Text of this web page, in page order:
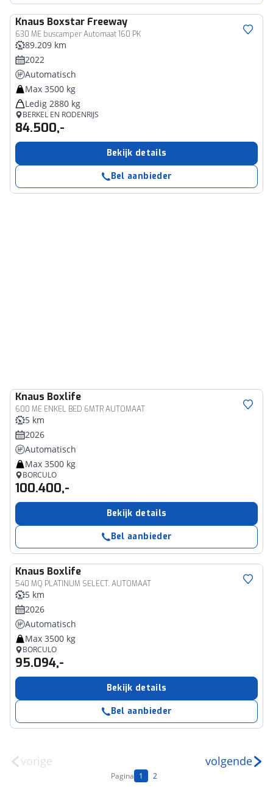
Knaus Boxstar Freeway
630 ME buscamper Automaat 160 PK
89.209 km
2022
Automatisch
Max 3500 kg
Ledig 2880 kg
BERKEL EN RODENRIJS
84.500,-
Bekijk details
Bel aanbieder
Knaus Boxlife
600 ME ENKEL BED 6MTR AUTOMAAT
5 km
2026
Automatisch
Max 3500 kg
BORCULO
100.400,-
Bekijk details
Bel aanbieder
Knaus Boxlife
540 MQ PLATINUM SELECT. AUTOMAAT
5 km
2026
Automatisch
Max 3500 kg
BORCULO
95.094,-
Bekijk details
Bel aanbieder
vorige
Pagina 1 2
volgende